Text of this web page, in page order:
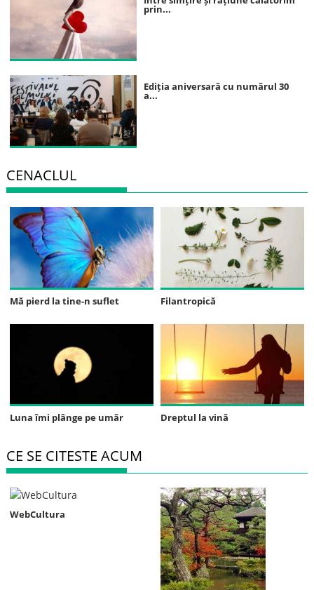
prin...
Ediția aniversară cu numărul 30
a...
CENACLUL
Mă pierd la tine-n suflet Filantropică
Luna îmi plânge pe umăr Dreptul la vină
CE SE CITESTE ACUM
WebCultura